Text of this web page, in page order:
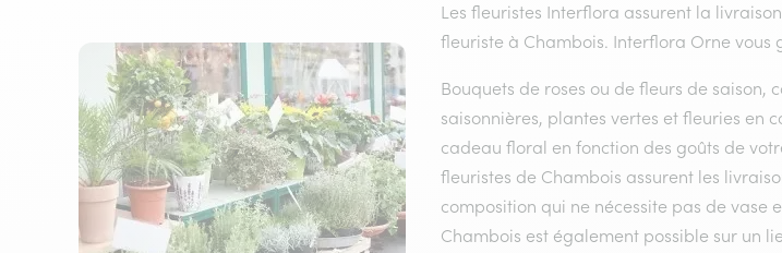
Les fleuristes Interflora assurent la
fleuriste à Chambois. Interflora Orne
Bouquets de roses ou de fleurs de saison,
saisonnières, plantes vertes et fleuries en
cadeau floral en fonction des goûts de
fleuristes de Chambois assurent les
composition qui ne nécessite pas de
Chambois est également possible sur un